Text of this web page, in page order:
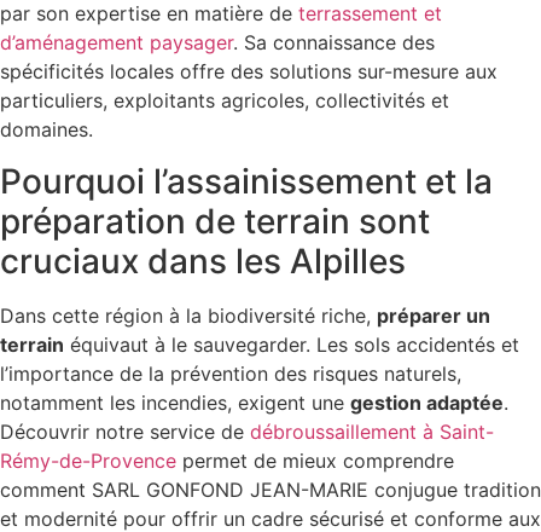
par son expertise en matière de terrassement et
d’aménagement paysager. Sa connaissance des
spécificités locales offre des solutions sur-mesure aux
particuliers, exploitants agricoles, collectivités et
domaines.
Pourquoi l’assainissement et la
préparation de terrain sont
cruciaux dans les Alpilles
Dans cette région à la biodiversité riche, préparer un
terrain équivaut à le sauvegarder. Les sols accidentés et
l’importance de la prévention des risques naturels,
notamment les incendies, exigent une gestion adaptée.
Découvrir notre service de débroussaillement à Saint-
Rémy-de-Provence permet de mieux comprendre
comment SARL GONFOND JEAN-MARIE conjugue tradition
et modernité pour offrir un cadre sécurisé et conforme aux